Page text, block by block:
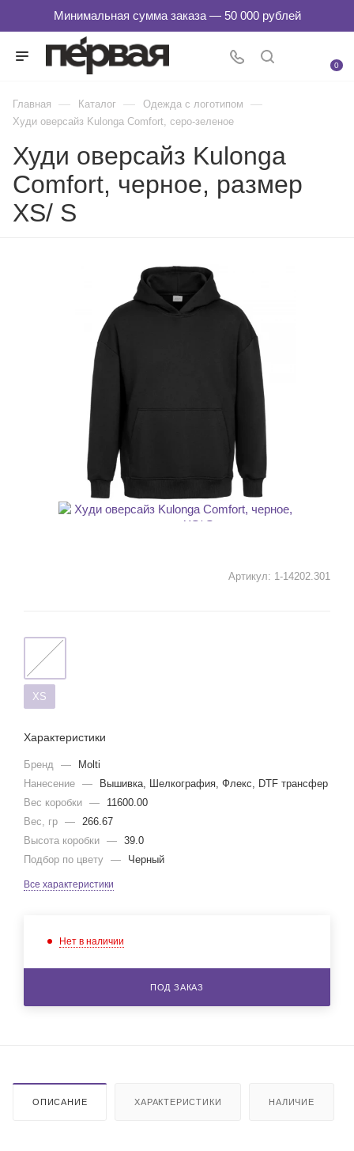
0
Главная — Каталог — Одежда с логотипом —
Худи оверсайз Kulonga Comfort, серо-зеленое
Худи оверсайз Kulonga
Comfort, черное, размер
ХS/ S
Артикул: 1-14202.301
XS
Характеристики
Бренд —
Molti
Нанесение —
Вышивка, Шелкография, Флекс, DTF трансфер
Вес коробки —
11600.00
Вес, гр — 266.67
Высота коробки — 39.0
Подбор по цвету — Черный
Все характеристики
Нет в наличии
ПОД ЗАКАЗ
ОПИСАНИЕ ХАРАКТЕРИСТИКИ НАЛИЧИЕ